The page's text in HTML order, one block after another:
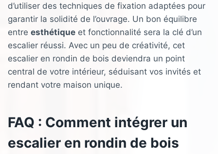
d’utiliser des techniques de fixation adaptées pour
garantir la solidité de l’ouvrage. Un bon équilibre
entre esthétique et fonctionnalité sera la clé d’un
escalier réussi. Avec un peu de créativité, cet
escalier en rondin de bois deviendra un point
central de votre intérieur, séduisant vos invités et
rendant votre maison unique.
FAQ : Comment intégrer un
escalier en rondin de bois